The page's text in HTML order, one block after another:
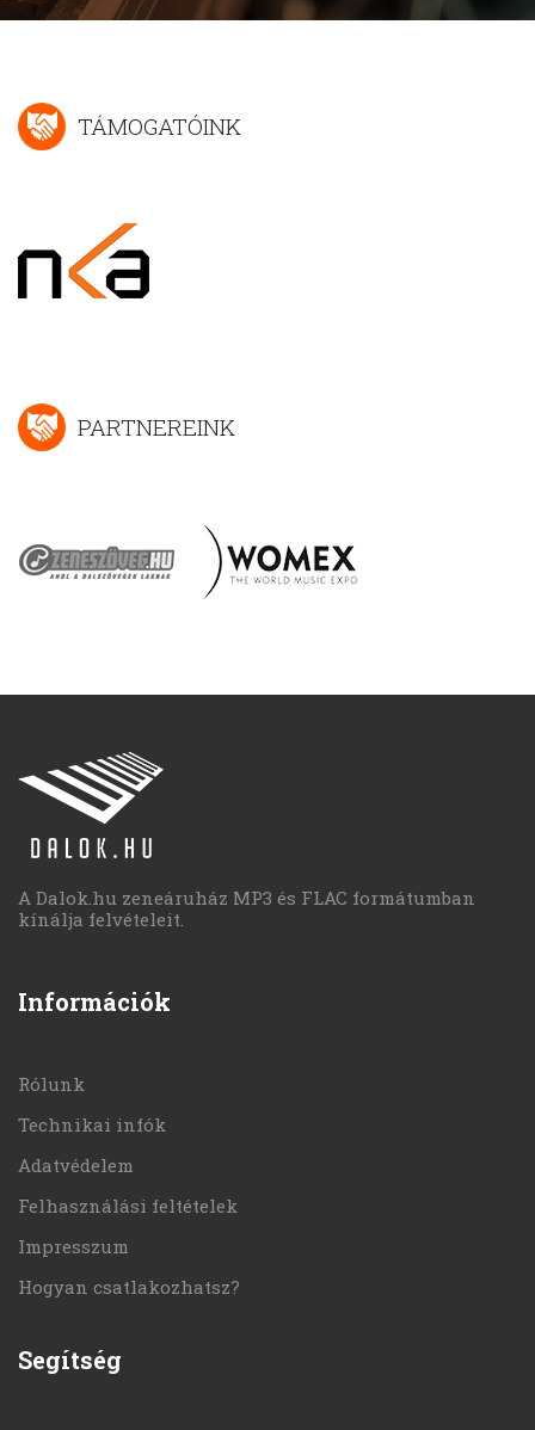
TÁMOGATÓINK
PARTNEREINK
A Dalok.hu zeneáruház MP3 és FLAC formátumban
kínálja felvételeit.
Információk
Rólunk
Technikai infók
Adatvédelem
Felhasználási feltételek
Impresszum
Hogyan csatlakozhatsz?
Segítség